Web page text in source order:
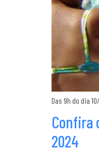
Das 9h do dia
Confira
2024